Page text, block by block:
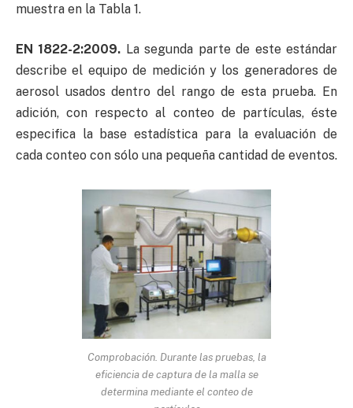
muestra en la Tabla 1.
EN 1822-2:2009. La segunda parte de este estándar
describe el equipo de medición y los generadores de
aerosol usados dentro del rango de esta prueba. En
adición, con respecto al conteo de partículas, éste
especifica la base estadística para la evaluación de
cada conteo con sólo una pequeña cantidad de eventos.
Comprobación. Durante las pruebas, la
eficiencia de captura de la malla se
determina mediante el conteo de